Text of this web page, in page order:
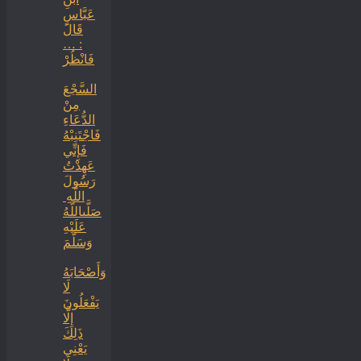
عَبَّاسٍ
‏‏قَالَ
: …
فَانْظُرْ
السَّجْعَ
‏‏مِنْ
الدُّعَاءِ
فَاجْتَنِبْهُ
فَإِنِّي
عَهِدْتُ
رَسُولَ
اللَّهِ ‏
‏صَلَّىاللَّهُ
عَلَيْهِ
وَسَلَّمَ
‏وَأَصْحَابَهُ
لَا
يَفْعَلُونَ
إِلَّا
ذَلِكَ
‏‏يَعْنِي